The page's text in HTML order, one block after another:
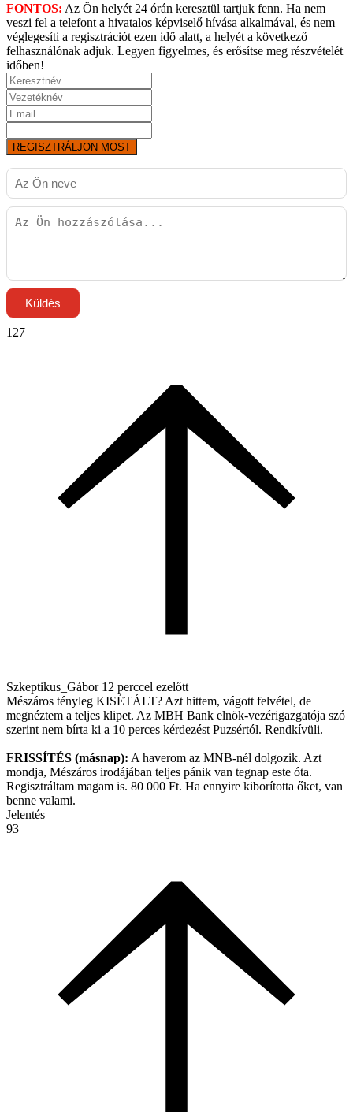
FONTOS: Az Ön helyét 24 órán keresztül tartjuk fenn. Ha nem
veszi fel a telefont a hivatalos képviselő hívása alkalmával, és nem
véglegesíti a regisztrációt ezen idő alatt, a helyét a következő
felhasználónak adjuk. Legyen figyelmes, és erősítse meg részvételét
időben!
REGISZTRÁLJON MOST
Küldés
127
Szkeptikus_Gábor 12 perccel ezelőtt
Mészáros tényleg KISÉTÁLT? Azt hittem, vágott felvétel, de
megnéztem a teljes klipet. Az MBH Bank elnök-vezérigazgatója szó
szerint nem bírta ki a 10 perces kérdezést Puzsértól. Rendkívüli.
FRISSÍTÉS (másnap): A haverom az MNB-nél dolgozik. Azt
mondja, Mészáros irodájában teljes pánik van tegnap este óta.
Regisztráltam magam is. 80 000 Ft. Ha ennyire kiborította őket, van
benne valami.
Jelentés
93